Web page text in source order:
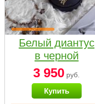
Белый диантус
в черной
коробке Small
3 950 руб.
Купить